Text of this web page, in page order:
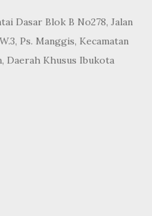
Dasar Blok B No278, Jalan
Ps. Manggis, Kecamatan
Daerah Khusus Ibukota